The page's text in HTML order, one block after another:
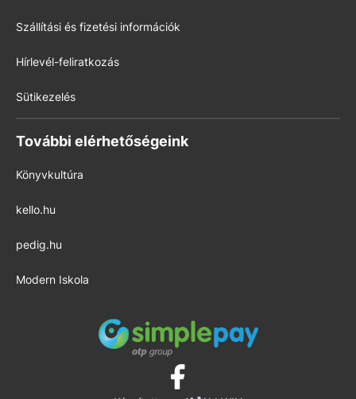
Szállítási és fizetési információk
Hírlevél-feliratkozás
Sütikezelés
További elérhetőségeink
Könyvkultúra
kello.hu
pedig.hu
Modern Iskola